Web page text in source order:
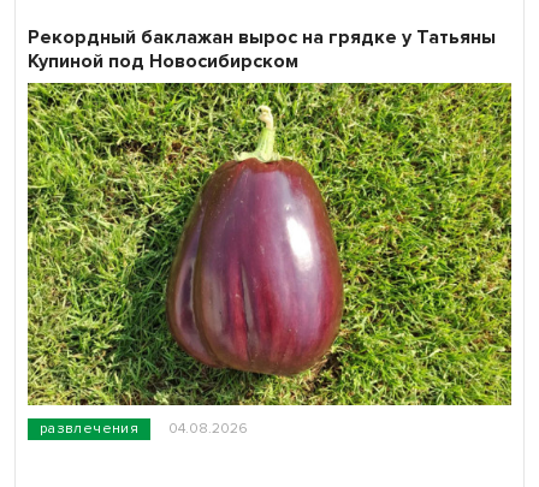
развлечения 04.08.2026
Рекордный баклажан вырос на грядке у Татьяны
Купиной под Новосибирском